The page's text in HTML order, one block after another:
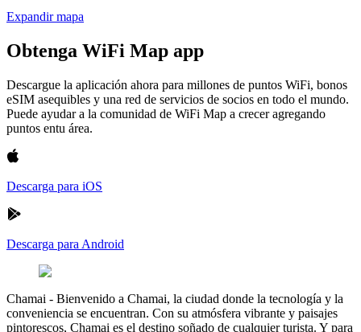
Expandir mapa
Obtenga WiFi Map app
Descargue la aplicación ahora para millones de puntos WiFi, bonos
eSIM asequibles y una red de servicios de socios en todo el mundo.
Puede ayudar a la comunidad de WiFi Map a crecer agregando
puntos entu área.
Descarga para iOS
Descarga para Android
Chamai - Bienvenido a Chamai, la ciudad donde la tecnología y la
conveniencia se encuentran. Con su atmósfera vibrante y paisajes
pintorescos, Chamai es el destino soñado de cualquier turista. Y para